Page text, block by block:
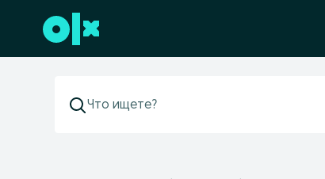
Перейти к нижнему колонтитулу